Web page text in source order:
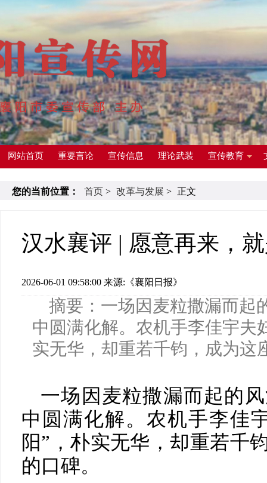
网站首页 重要言论 宣传信息 理论武装 宣传教育
您的当前位置： 首页 > 改革与发展 > 正文
汉水襄评 | 愿意再来，
2026-06-01 09:58:00 来源:《襄阳日报》
摘要：一场因麦粒撒漏而起
中圆满化解。农机手李佳宇夫
实无华，却重若千钧，成为这
一场因麦粒撒漏而起的
中圆满化解。农机手李佳
阳”，朴实无华，却重若千
的口碑。